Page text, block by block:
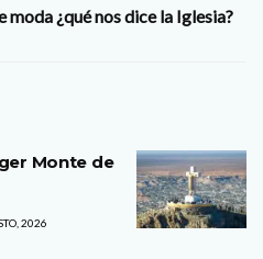
moda ¿qué nos dice la Iglesia?
Monte de
2026